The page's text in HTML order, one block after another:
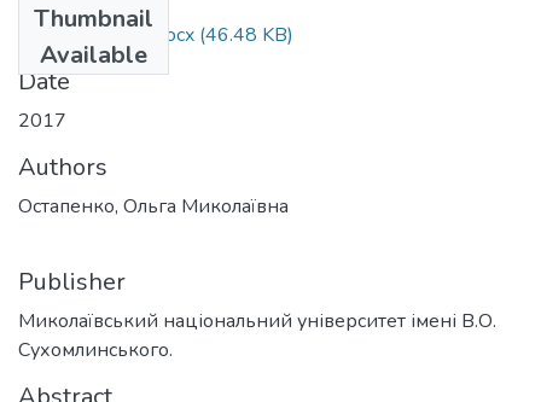
Thumbnail
Available
Ostapenko O.N..docx (46.48 KB)
Date
2017
Authors
Остапенко, Ольга Миколаївна
Publisher
Миколаївський національний університет імені В.О.
Сухомлинського.